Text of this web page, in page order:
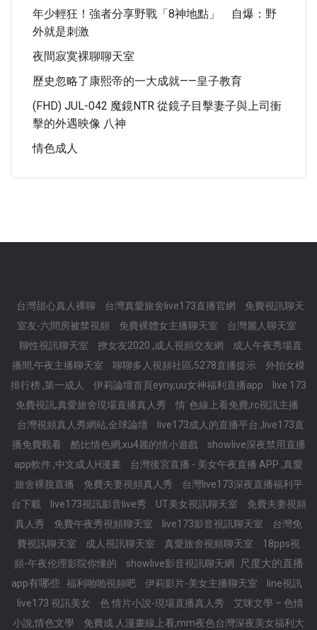
年少輕狂！強者分享野戰「8神地點」 自爆：野
外就是刺激
夜間寂寞裸聊聊天室
歷史忽略了康熙帝的一大成就——皇子教育
(FHD) JUL-042 魔鏡NTR 從鏡子目擊妻子與上司衝
擊的外遇映像 八神
情色成人
台灣甜心真人裸聊 台灣真愛旅舍live173直播官網
免費視訊聊天
室友-六間房被禁視頻
免費裸體女主播聊天室
台灣麗人聊天室
聊性視訊聊天室
撩女友2020 ,成人視頻交友網
成人午夜秀場直
播間,午夜主播聊天室
聊聊多人視頻社區,5278直播提示
外拍女模
排行榜 ,第一成人
伊莉論壇首頁eyny,uu女神福利直播app
live 173
免費視訊,真愛旅舍現場直播真人秀
情˙色線上看免費,rc視訊主播
台灣視頻真人秀網站,全球論壇
live173成人的直播平台 ,live173直
播免費觀看
酷比情色網,xu4麗的情小遊戲
showlive深夜禁用直播
app軟件 ,中文成人H漫畫
台灣後宮直播 - 美女午夜直播 APP ,真愛
旅舍裸脫直播
免費夫妻視頻真人秀
台灣live173深夜直播福利平
台下載
live173視訊影音live秀 UT美女視訊聊天室
免費夫妻視頻
真人秀
免費午夜秀視頻聊天室 live173影音視訊聊天室
台灣免
費視訊聊天室
成人視訊聊天室 真愛旅舍視頻聊天室
18pps視
頻-午夜伦理影院你懂的
showlive影音視訊聊天網
尺度大的直播
app有哪些 福利啪啪視頻吧 伊莉影片-美女主播聊天室
line視訊
live173 視訊美女
色 情片小說-現場直播真人秀
艾咪文學 – 色情
小說,情色文學
免費成.人漫畫線上看,mm夜色台灣深夜美女福利大